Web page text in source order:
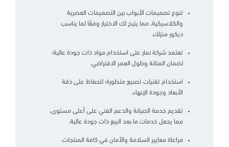
تنوع تصميمات الأبواب بين التصميمات العصرية
والكلاسيكية، مما يتيح لك الاختيار وفقًا لما يناسب
ديكور منزلك.
تعتمد شركة نمار على استخدام مواد ذات جودة عالية؛
لضمان المتانة وطول العمر الافتراضي.
استخدام تقنيات تصنيع متطورة؛ للحفاظ على دقة
الأبعاد وجودة الإنهاء.
تقديم خدمة الصيانة والدعم الفني على أعلى مستوى،
مما يجعل خدمات ما بعد البيع ذات جودة عالية.
مراعاة معايير السلامة والأمان في كافة المنتجات.